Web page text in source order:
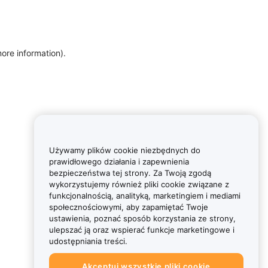
information).
Używamy plików cookie niezbędnych do
prawidłowego działania i zapewnienia
bezpieczeństwa tej strony. Za Twoją zgodą
wykorzystujemy również pliki cookie związane z
funkcjonalnością, analityką, marketingiem i mediami
społecznościowymi, aby zapamiętać Twoje
ustawienia, poznać sposób korzystania ze strony,
ulepszać ją oraz wspierać funkcje marketingowe i
udostępniania treści.